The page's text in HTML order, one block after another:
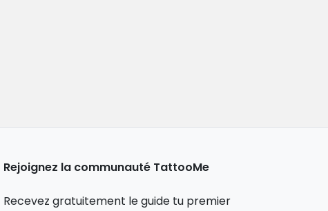
Rejoignez la communauté TattooMe
Recevez gratuitement le guide tu premier